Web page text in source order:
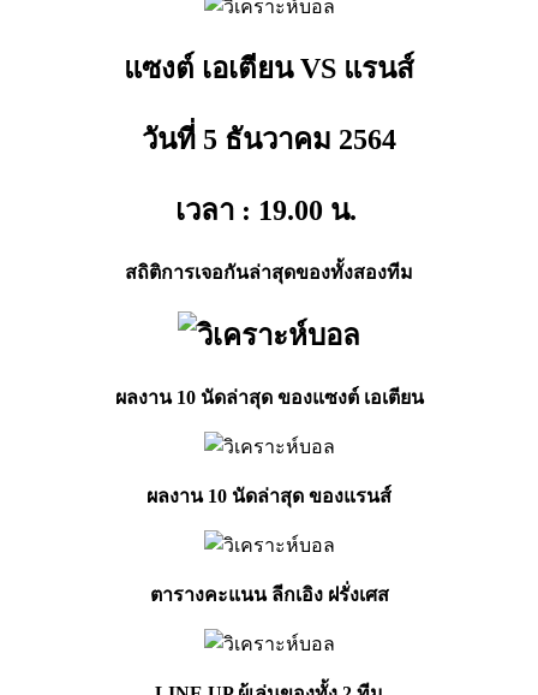
แซงต์ เอเตียน VS แรนส์
วันที่ 5 ธันวาคม 2564
เวลา : 19.00 น.
สถิติการเจอกันล่าสุดของทั้งสองทีม
ผลงาน 10 นัดล่าสุด ของแซงต์ เอเตียน
ผลงาน 10 นัดล่าสุด ของแรนส์
ตารางคะแนน ลีกเอิง ฝรั่งเศส